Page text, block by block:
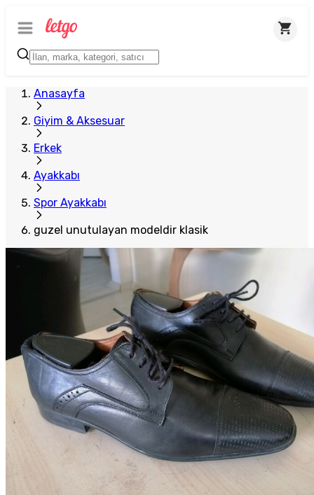
Anasayfa
Giyim & Aksesuar
Erkek
Ayakkabı
Spor Ayakkabı
guzel unutulayan modeldir klasik